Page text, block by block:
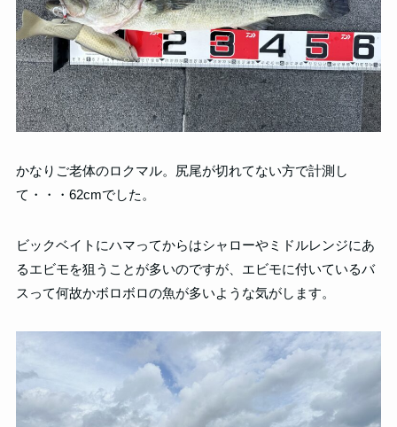
かなりご老体のロクマル。尻尾が切れてない方で計測し
て・・・62cmでした。
ビックベイトにハマってからはシャローやミドルレンジにあ
るエビモを狙うことが多いのですが、エビモに付いているバ
スって何故かボロボロの魚が多いような気がします。